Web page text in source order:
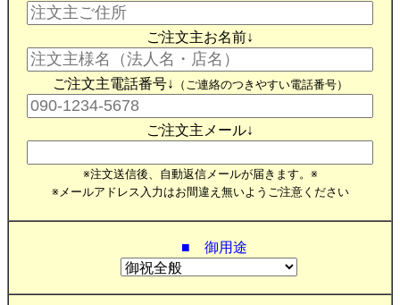
ご注文主お名前↓
ご注文主電話番号↓ （ご連絡のつきやすい電話番号）
ご注文主メール↓
※注文送信後、自動返信メールが届きます。※
※メールアドレス入力はお間違え無いようご注意ください
■ 御用途